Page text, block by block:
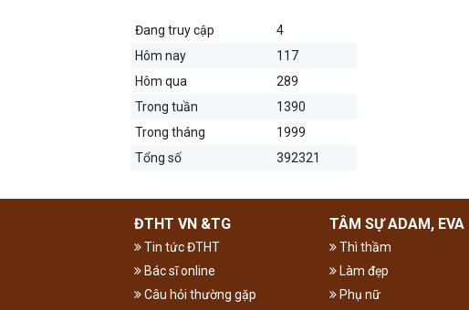
Đang truy cập
4
Hôm nay
117
Hôm qua
289
Trong tuần
1390
Trong tháng
1999
Tổng số
392321
ĐTHT VN &TG
Tin tức ĐTHT
Bác sĩ online
Câu hỏi thường gặp
TÂM SỰ ADAM, EVA
Thì thầm
Làm đẹp
Phụ nữ